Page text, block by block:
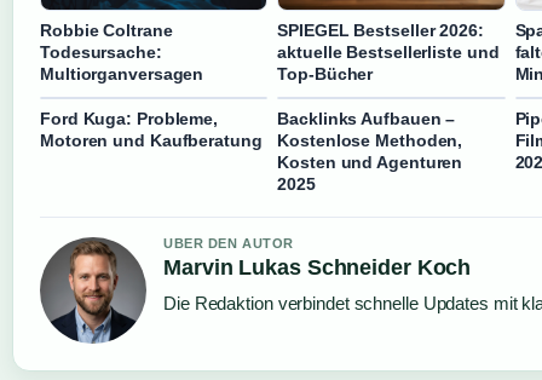
Robbie Coltrane
Todesursache:
Multiorganversagen
SPIEGEL Bestseller 2026:
aktuelle Bestsellerliste und
Top-Bücher
Ford Kuga: Probleme,
Motoren und Kaufberatung
Backlinks Aufbauen –
Kostenlose Methoden,
Kosten und Agenturen
2025
UBER DEN AUTOR
Marvin Lukas Schneider Koch
Die Redaktion verbindet schnelle Updates mit